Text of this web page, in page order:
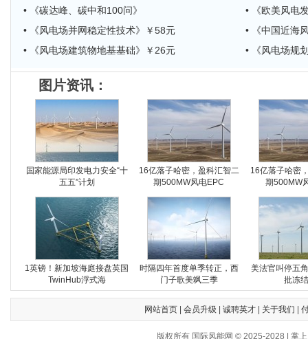
• 《碳达峰、碳中和100问》
• 《欧美风电
• 《风电场并网稳定性技术》￥58元
• 《中国近海
• 《风电场建筑物地基基础》￥26元
• 《风电场规
图片资讯：
国家能源局印发电力安全“十
五五”计划
16亿落子哈密，盈科汇智二
期500MW风电EPC
16亿落子哈密
期500MW
1英镑！新加坡海庭接盘英国
TwinHub浮式海
时隔四年首度单季转正，西
门子歌美飒三季
美法官叫停五
批冻
网站首页| 会员升级 诚聘英才| 关于我们
版权所有 国际风能网 © 2025-2028 | 掌